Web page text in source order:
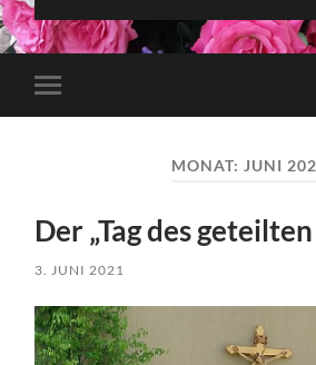
Mobile-
Menü
MONAT: JUNI
Der „Tag des
3. JUNI 2021